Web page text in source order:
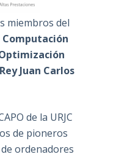
miembros del
Computación
Juan Carlos
de la URJC
de pioneros
ordenadores